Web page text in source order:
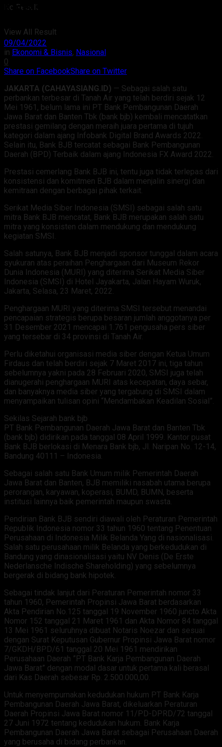
No Result
View All Result
Konsistensi Bank BJB Bersama SMSI
09/04/2022
in Ekonomi & Bisnis, Nasional
0
Share on FacebookShare on Twitter
JAKARTA (CAHAYASIANG.ID) — Sebagai salah satu
perbankan terbesar di Tanah Air yang telah berdiri sejak 12
Mei 1961, belum lama ini PT Bank Pembangunan Daerah
Jawa Barat dan Banten Tbk (bank bjb) kembali mencatatkan
prestasi gemilang dengan meraih juara pertama di tujuh
kategori dalam ajang Infobank Digital Brand Awards 2022.
Selain itu, Bank BJB tercatat sebagai Bank Pembangunan
Daerah (BPD) Terbaik dalam ajang Indonesia FX Award 2022.
Prestasi cemerlang Bank BJB ini, tentu juga tidak terlepas dari
konsistensi dan komitmen BJB dalam menjalin sinergi dan
kemitraan dengan berbagai pihak terkait.
Serikat Media Siber Indonesia (SMSI) sebagai salah satu
mitra Bank BJB mencatat, Bank BJB merupakan salah satu
mitra yang konsisten dalam mendukung dan mendukung
kegiatan SMSI.
Salah satunya, Bank BJB menjadi sponsor tunggal dalam acara
syukuran atas peraihan Penghargaan dari Museum Rekor
Dunia Indonesia (MURI) yang diterima Serikat Media Siber
Indonesia (SMSI) di Hotel Jayakarta, Jalan Hayam Wuruk,
Jakarta, Selasa, 23 Maret, 2022.
Penghargaan MURI yang diterima SMSI tersebut menandai
pencapaian strategis berupa besaran jumlah anggotanya per
31 Desember 2021 mencapai 1.761 pengusaha pers siber
yang tersebar di 34 provinsi di Tanah Air.
Perlu diketahui organisasi media siber dengan Ketua Umum
Firdaus dan telah berdiri sejak 7 Maret 2017 ini, tiga tahun
sebelumnya yakni pada 28 Februari 2020, SMSI juga telah
dianugerahi penghargaan MURI atas kecepatan, daya sebar,
dan banyaknya media siber yang tergabung di SMSI dalam
menyampaikan tulisan opini “Mendambakan Keadilan Sosial”.
Sekilas Sejarah bank bjb
PT Bank Pembangunan Daerah Jawa Barat dan Banten Tbk
(bank bjb) didirikan pada tanggal 08 April 1999. Kantor pusat
Bank BJB berlokasi di Menara Bank bjb, Jl. Naripan No. 12-14,
Bandung 40111 – Indonesia.
Sebagai salah satu Bank Umum milik Pemerintah Daerah
Jawa Barat dan Banten, BJB memiliki nasabah utama berupa
perorangan, karyawan, koperasi, BUMD, BUMN, beserta
institusi lainnya baik pemerintah maupun swasta.
Pendirian Bank BJB sendiri diawali oleh Peraturan Pemerintah
Republik Indonesia nomor 33 tahun 1960 tentang Penentuan
Perusahaan di Indonesia Milik Belanda Yang di nasionalisasi.
Salah satu perusahaan milik Belanda yang berkedudukan di
Bandung yang dinasionalisasi yaitu NV Denis (De Erste
Nederlansche Indische Shareholding) yang sebelumnya
bergerak di bidang bank hipotek.
Sebagai tindak lanjut dari Peraturan Pemerintah nomor 33
tahun 1960, Pemerintah Propinsi Jawa Barat berdasarkan
Akta Pendirian No.125 tanggal 19 November 1960 juncto Akta
Nomor 152 tanggal 21 Maret 1961 dan Akta Nomor 84 tanggal
13 Mei 1961 seluruhnya dibuat Notaris Noezar dan sesuai
dengan Surat Keputusan Gubernur Propinsi Jawa Barat nomor
7/GKDH/BPD/61 tanggal 20 Mei 1961 mendirikan
Perusahaan Daerah ”PT Bank Karja Pembangunan Daerah
Jawa Barat” dengan modal dasar untuk pertama kali berasal
dari Kas Daerah sebesar Rp. 2.500.000,00.
Untuk menyempurnakan kedudukan hukum PT Bank Karja
Pembangunan Daerah Jawa Barat, dikeluarkan Peraturan
Daerah Propinsi Jawa Barat nomor 11/PD-DPRD/72 tanggal
27 Juni 1972 tentang kedudukan hukum. Bank Karja
Pembangunan Daerah Jawa Barat sebagai Perusahaan Daerah
yang berusaha di bidang perbankan.